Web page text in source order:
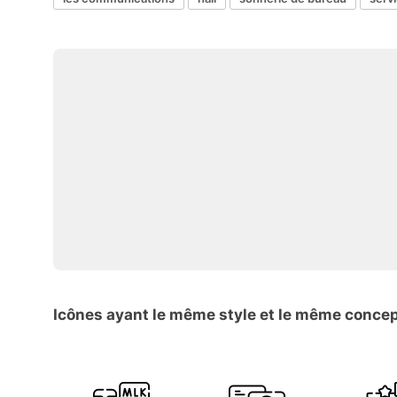
Icônes ayant le même style et le même